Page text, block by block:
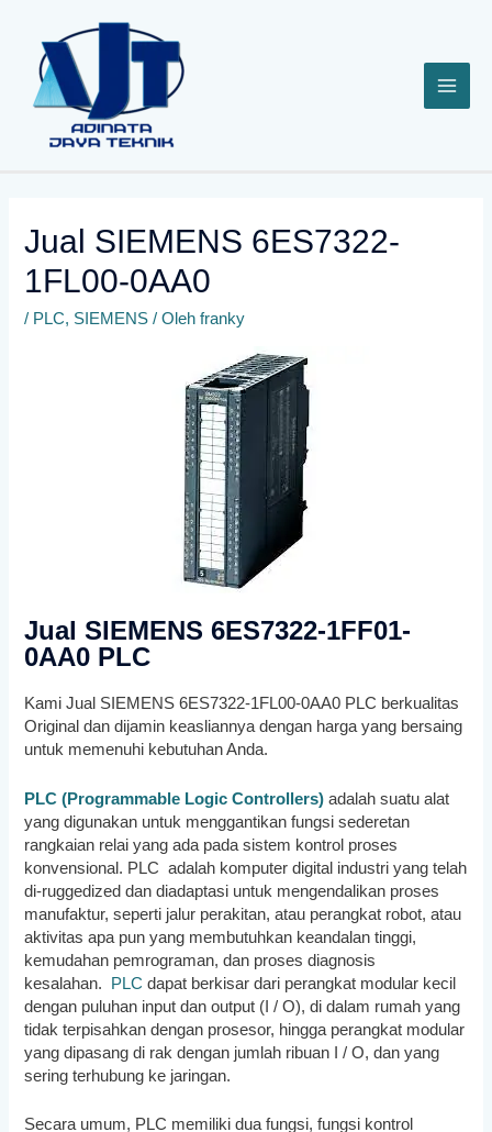
konten
Jual SIEMENS 6ES7322-
1FL00-0AA0
/ PLC, SIEMENS / Olehfranky
Jual SIEMENS 6ES7322-1FF01-
0AA0 PLC
Kami Jual SIEMENS 6ES7322-1FL00-0AA0 PLC berkualitas
Original dan dijamin keasliannya dengan harga yang bersaing
untuk memenuhi kebutuhan Anda.
PLC (Programmable Logic Controllers) adalah suatu alat
yang digunakan untuk menggantikan fungsi sederetan
rangkaian relai yang ada pada sistem kontrol proses
konvensional. PLC adalah komputer digital industri yang telah
di-ruggedized dan diadaptasi untuk mengendalikan proses
manufaktur, seperti jalur perakitan, atau perangkat robot, atau
aktivitas apa pun yang membutuhkan keandalan tinggi,
kemudahan pemrograman, dan proses diagnosis
kesalahan. PLC dapat berkisar dari perangkat modular kecil
dengan puluhan input dan output (I / O), di dalam rumah yang
tidak terpisahkan dengan prosesor, hingga perangkat modular
yang dipasang di rak dengan jumlah ribuan I / O, dan yang
sering terhubung ke jaringan.
Secara umum, PLC memiliki dua fungsi, fungsi kontrol